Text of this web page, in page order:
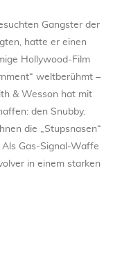
Gangster der
hatte er einen
Hollywood-Film
weltberühmt –
& Wesson hat mit
den Snubby.
die „Stupsnasen“
Als Gas-Signal-Waffe
in einem starken